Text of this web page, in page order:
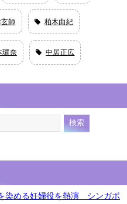
師 柏木由紀
環奈 中居正広
染める妊婦役を熱演 シンガポ